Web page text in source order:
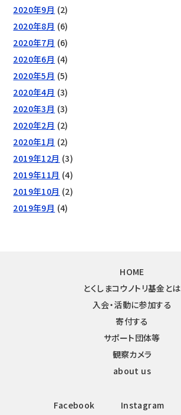
2020年9月 (2)
2020年8月 (6)
2020年7月 (6)
2020年6月 (4)
2020年5月 (5)
2020年4月 (3)
2020年3月 (3)
2020年2月 (2)
2020年1月 (2)
2019年12月 (3)
2019年11月 (4)
2019年10月 (2)
2019年9月 (4)
HOME
とくしまコウノトリ基金とは
入会・活動に参加する
寄付する
サポート団体等
観察カメラ
about us
Facebook Instagram